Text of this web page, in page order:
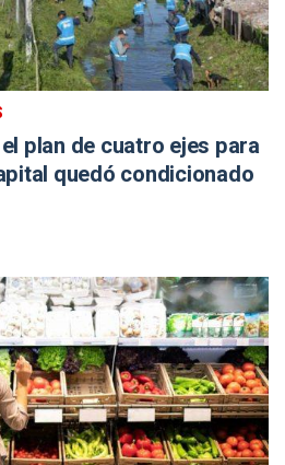
plan de cuatro ejes para
quedó condicionado